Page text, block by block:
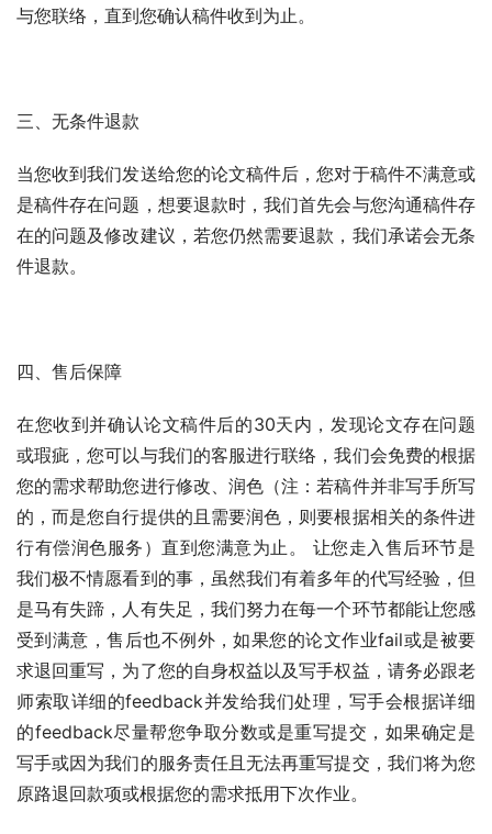
与您联络，直到您确认稿件收到为止。
三、无条件退款
当您收到我们发送给您的论文稿件后，您对于稿件不满意或
是稿件存在问题，想要退款时，我们首先会与您沟通稿件存
在的问题及修改建议，若您仍然需要退款，我们承诺会无条
件退款。
四、售后保障
在您收到并确认论文稿件后的30天内，发现论文存在问题
或瑕疵，您可以与我们的客服进行联络，我们会免费的根据
您的需求帮助您进行修改、润色（注：若稿件并非写手所写
的，而是您自行提供的且需要润色，则要根据相关的条件进
行有偿润色服务）直到您满意为止。 让您走入售后环节是
我们极不情愿看到的事，虽然我们有着多年的代写经验，但
是马有失蹄，人有失足，我们努力在每一个环节都能让您感
受到满意，售后也不例外，如果您的论文作业fail或是被要
求退回重写，为了您的自身权益以及写手权益，请务必跟老
师索取详细的feedback并发给我们处理，写手会根据详细
的feedback尽量帮您争取分数或是重写提交，如果确定是
写手或因为我们的服务责任且无法再重写提交，我们将为您
原路退回款项或根据您的需求抵用下次作业。